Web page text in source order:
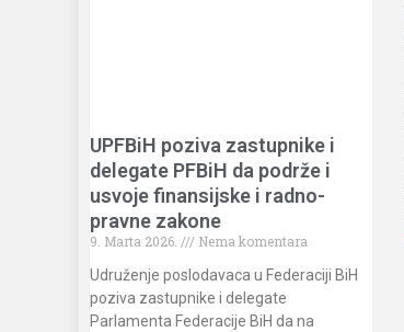
UPFBiH poziva zastupnike i
delegate PFBiH da podrže i
usvoje finansijske i radno-
pravne zakone
9. Marta 2026.
Nema komentara
Udruženje poslodavaca u Federaciji BiH
poziva zastupnike i delegate
Parlamenta Federacije BiH da na